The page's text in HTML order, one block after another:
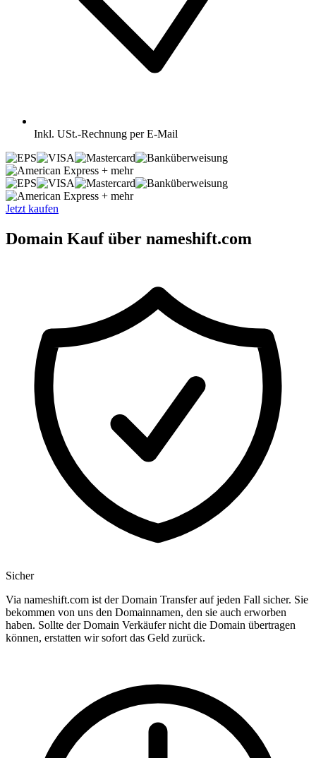
Inkl. USt.-Rechnung per E-Mail
+ mehr
+ mehr
Jetzt kaufen
Domain Kauf über nameshift.com
Sicher
Via nameshift.com ist der Domain Transfer auf jeden Fall sicher. Sie
bekommen von uns den Domainnamen, den sie auch erworben
haben. Sollte der Domain Verkäufer nicht die Domain übertragen
können, erstatten wir sofort das Geld zurück.